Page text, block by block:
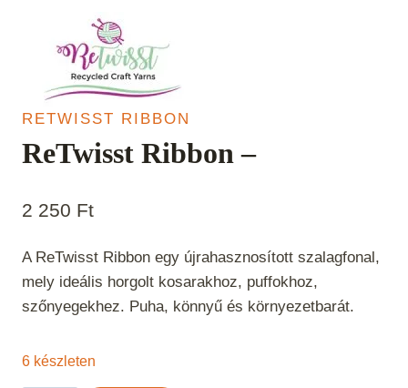
RETWISST RIBBON
ReTwisst Ribbon –
2 250 Ft
A ReTwisst Ribbon egy újrahasznosított szalagfonal,
mely ideális horgolt kosarakhoz, puffokhoz,
szőnyegekhez. Puha, könnyű és környezetbarát.
6 készleten